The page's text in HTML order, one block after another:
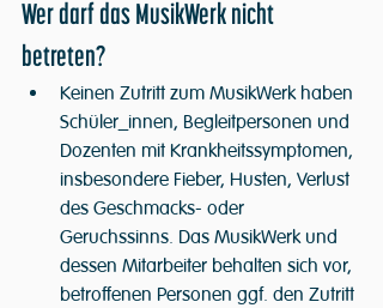
Wer darf das MusikWerk nicht
betreten?
Keinen Zutritt zum MusikWerk haben
Schüler_innen, Begleitpersonen und
Dozenten mit Krankheitssymptomen,
insbesondere Fieber, Husten, Verlust
des Geschmacks- oder
Geruchssinns. Das MusikWerk und
dessen Mitarbeiter behalten sich vor,
betroffenen Personen ggf. den Zutritt